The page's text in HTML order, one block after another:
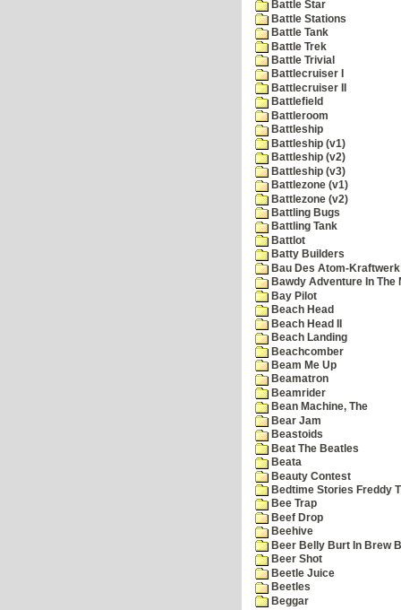
Battle Star
Battle Stations
Battle Tank
Battle Trek
Battle Trivial
Battlecruiser I
Battlecruiser II
Battlefield
Battleroom
Battleship
Battleship (v1)
Battleship (v2)
Battleship (v3)
Battlezone (v1)
Battlezone (v2)
Battling Bugs
Battling Tank
Battlot
Batty Builders
Bau Des Atom-Kraftwerk
Bawdy Adventure In The
Bay Pilot
Beach Head
Beach Head II
Beach Landing
Beachcomber
Beam Me Up
Beamatron
Beamrider
Bean Machine, The
Bear Jam
Beastoids
Beat The Beatles
Beata
Beauty Contest
Bedtime Stories Freddy
Bee Trap
Beef Drop
Beehive
Beer Belly Burt In Brew
Beer Shot
Beetle Juice
Beetles
Beggar